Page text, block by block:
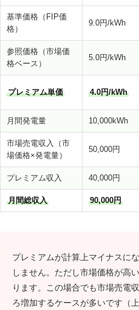
基準価格（FIP価
格）
9.0円/kWh
参照価格（市場価
格ベース）
5.0円/kWh
プレミアム単価 4.0円/kWh
月間発電量 10,000kWh
市場売電収入（市
場価格×発電量）
50,000円
プレミアム収入 40,000円
月間総収入 90,000円
プレミアムが計算上マイナスに
しません。ただし市場価格が高
ります。この場合でも市場売電
ろ増加するケースが多いです（